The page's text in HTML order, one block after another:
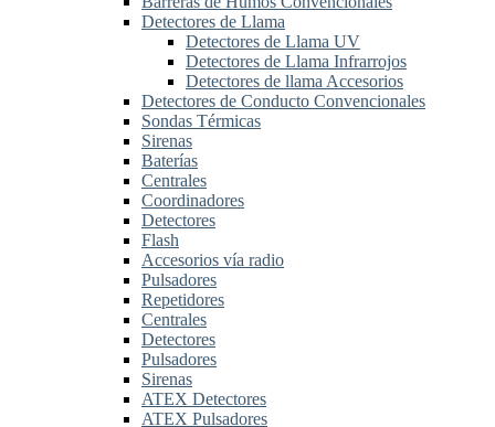
Detectores de Llama
Detectores de Llama UV
Detectores de Llama Infrarrojos
Detectores de llama Accesorios
Detectores de Conducto Convencionales
Sondas Térmicas
Sirenas
Baterías
Centrales
Coordinadores
Detectores
Flash
Accesorios vía radio
Pulsadores
Repetidores
Centrales
Detectores
Pulsadores
Sirenas
ATEX Detectores
ATEX Pulsadores